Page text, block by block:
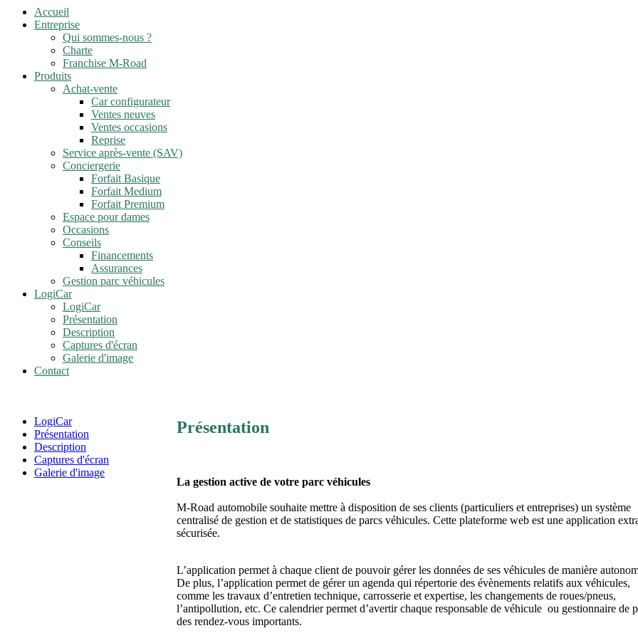
Accueil
Entreprise
Qui sommes-nous ?
Charte
Franchise M-Road
Produits
Achat-vente
Car configurateur
Ventes neuves
Ventes occasions
Reprise
Service après-vente (SAV)
Conciergerie
Forfait Basique
Forfait Medium
Forfait Premium
Espace pour dames
Occasions
Conseils
Financements
Assurances
Gestion parc véhicules
LogiCar
LogiCar
Présentation
Description
Captures d'écran
Galerie d'image
Contact
LogiCar
Présentation
Description
Captures d'écran
Galerie d'image
Présentation
La gestion active de votre parc véhicules
M-Road automobile souhaite mettre à disposition de ses clients (particuliers et entreprises) un système
centralisé de gestion et de statistiques de parcs véhicules. Cette plateforme web est une application
sécurisée.
L’application permet à chaque client de pouvoir gérer les données de ses véhicules de manière
De plus, l’application permet de gérer un agenda qui répertorie des évènements relatifs aux véhicules,
comme les travaux d’entretien technique, carrosserie et expertise, les changements de roues/pneus,
l’antipollution, etc. Ce calendrier permet d’avertir chaque responsable de véhicule ou gestionnaire de
des rendez-vous importants.